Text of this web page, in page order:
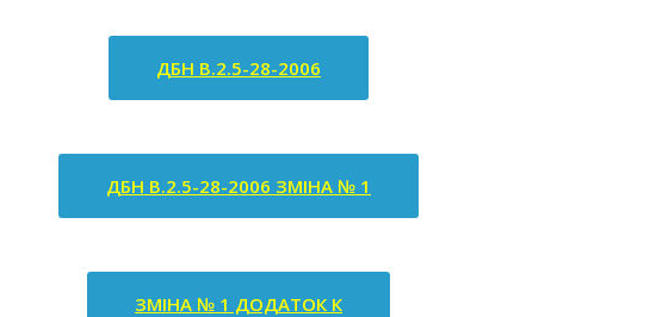
ДБН В.2.5-28-2006
ДБН В.2.5-28-2006 ЗМІНА № 1
ЗМІНА № 1 ДОДАТОК К